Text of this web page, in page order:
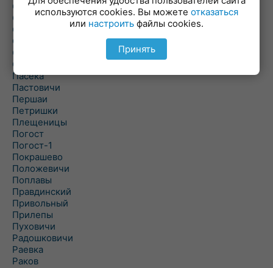
Октябрьский
Олехновичи
Омговичи
Оношки
Осовец
Острошицкий Городок
Пасека
Пастовичи
Першаи
Петришки
Плещеницы
Погост
Погост-1
Покрашево
Положевичи
Поплавы
Правдинский
Привольный
Прилепы
Пуховичи
Радошковичи
Раевка
Раков
используются cookies. Вы можете отказаться
или настроить файлы cookies.
Принять